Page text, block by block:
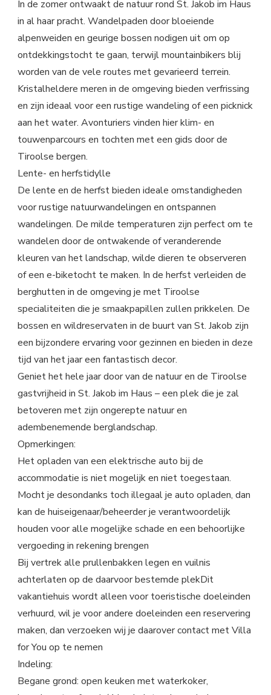
In de zomer ontwaakt de natuur rond St. Jakob im Haus
in al haar pracht. Wandelpaden door bloeiende
alpenweiden en geurige bossen nodigen uit om op
ontdekkingstocht te gaan, terwijl mountainbikers blij
worden van de vele routes met gevarieerd terrein.
Kristalheldere meren in de omgeving bieden verfrissing
en zijn ideaal voor een rustige wandeling of een picknick
aan het water. Avonturiers vinden hier klim- en
touwenparcours en tochten met een gids door de
Tiroolse bergen.
Lente- en herfstidylle
De lente en de herfst bieden ideale omstandigheden
voor rustige natuurwandelingen en ontspannen
wandelingen. De milde temperaturen zijn perfect om te
wandelen door de ontwakende of veranderende
kleuren van het landschap, wilde dieren te observeren
of een e-biketocht te maken. In de herfst verleiden de
berghutten in de omgeving je met Tiroolse
specialiteiten die je smaakpapillen zullen prikkelen. De
bossen en wildreservaten in de buurt van St. Jakob zijn
een bijzondere ervaring voor gezinnen en bieden in deze
tijd van het jaar een fantastisch decor.
Geniet het hele jaar door van de natuur en de Tiroolse
gastvrijheid in St. Jakob im Haus – een plek die je zal
betoveren met zijn ongerepte natuur en
adembenemende berglandschap.
Opmerkingen:
Het opladen van een elektrische auto bij de
accommodatie is niet mogelijk en niet toegestaan.
Mocht je desondanks toch illegaal je auto opladen, dan
kan de huiseigenaar/beheerder je verantwoordelijk
houden voor alle mogelijke schade en een behoorlijke
vergoeding in rekening brengen
Bij vertrek alle prullenbakken legen en vuilnis
achterlaten op de daarvoor bestemde plekDit
vakantiehuis wordt alleen voor toeristische doeleinden
verhuurd, wil je voor andere doeleinden een reservering
maken, dan verzoeken wij je daarover contact met Villa
for You op te nemen
Indeling:
Begane grond: open keuken met waterkoker,